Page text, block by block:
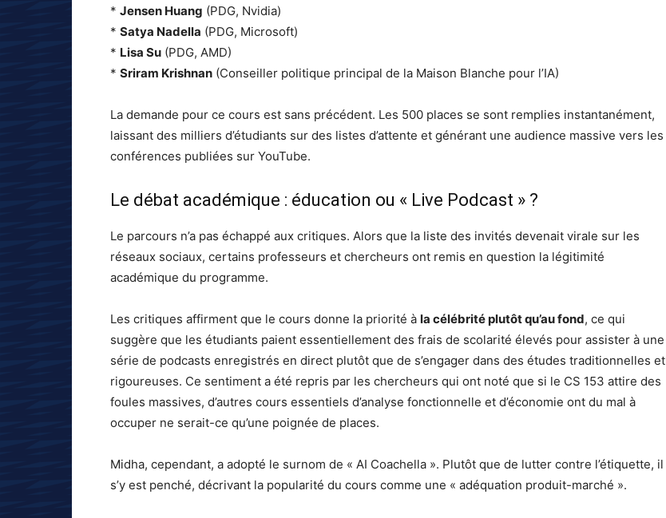
* Jensen Huang (PDG, Nvidia)
* Satya Nadella (PDG, Microsoft)
* Lisa Su (PDG, AMD)
* Sriram Krishnan (Conseiller politique principal de la Maison Blanche pour l’IA)
La demande pour ce cours est sans précédent. Les 500 places se sont remplies instantanément,
laissant des milliers d’étudiants sur des listes d’attente et générant une audience massive vers les
conférences publiées sur YouTube.
Le débat académique : éducation ou « Live Podcast » ?
Le parcours n’a pas échappé aux critiques. Alors que la liste des invités devenait virale sur les
réseaux sociaux, certains professeurs et chercheurs ont remis en question la légitimité
académique du programme.
Les critiques affirment que le cours donne la priorité à la célébrité plutôt qu’au fond, ce qui
suggère que les étudiants paient essentiellement des frais de scolarité élevés pour assister à une
série de podcasts enregistrés en direct plutôt que de s’engager dans des études traditionnelles et
rigoureuses. Ce sentiment a été repris par les chercheurs qui ont noté que si le CS 153 attire des
foules massives, d’autres cours essentiels d’analyse fonctionnelle et d’économie ont du mal à
occuper ne serait-ce qu’une poignée de places.
Midha, cependant, a adopté le surnom de « AI Coachella ». Plutôt que de lutter contre l’étiquette, il
s’y est penché, décrivant la popularité du cours comme une « adéquation produit-marché ».